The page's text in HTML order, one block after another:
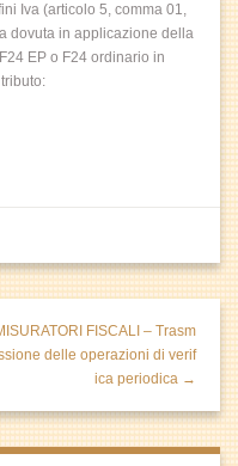
Iva (articolo 5, comma 01,
dovuta in applicazione della
EP o F24 ordinario in
FISCALI – Trasm
delle operazioni di verif
ica periodica →